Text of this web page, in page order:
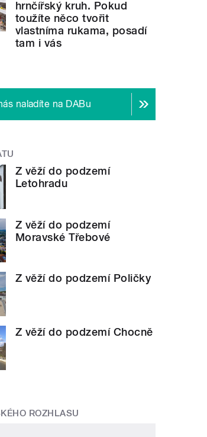
hrnčířský kruh. Pokud
toužíte něco tvořit
vlastníma rukama, posadí
tam i vás
naladíte na DABu
Z věží do podzemí
Letohradu
Z věží do podzemí
Moravské Třebové
Z věží do podzemí Poličky
Z věží do podzemí Chocně
ROZHLASU